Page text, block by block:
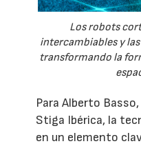
Los robots
intercambiables y
transformando la
Para Alberto
Stiga Ibérica, la
en un elemento